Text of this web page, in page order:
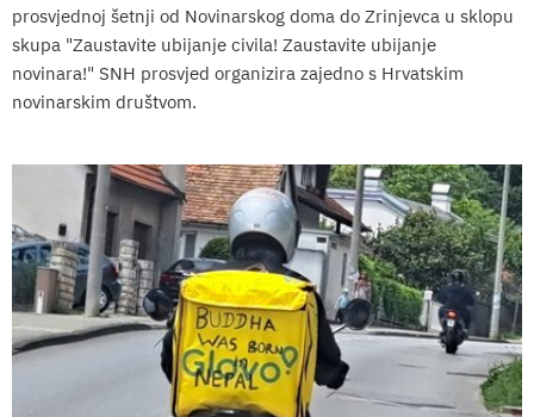
prosvjednoj šetnji od Novinarskog doma do Zrinjevca u sklopu
skupa "Zaustavite ubijanje civila! Zaustavite ubijanje
novinara!" SNH prosvjed organizira zajedno s Hrvatskim
novinarskim društvom.